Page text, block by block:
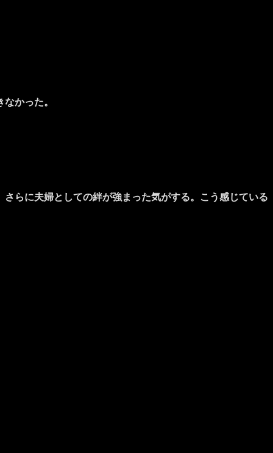
かった。
らに夫婦としての絆が強まった気がする。こう感じている